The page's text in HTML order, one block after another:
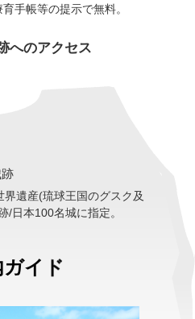
手帳等の提示で無料。
へのアクセス
遺産(琉球王国のグスク及
/日本100名城に指定。
イド